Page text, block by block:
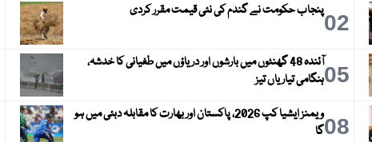
02پنجاب حکومت نے گندم کی نئی قیمت مقرر کردی
05
آئندہ 48 گھنٹوں میں بارشوں اور دریاؤں میں طغیانی کا خدشہ،
ہنگامی تیاریاں تیز
08
ویمنز ایشیا کپ 2026، پاکستان اور بھارت کا مقابلہ دبئی میں ہو
گا